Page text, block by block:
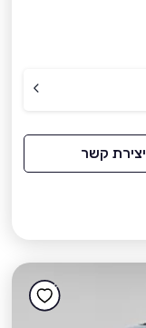
יצירת קשר